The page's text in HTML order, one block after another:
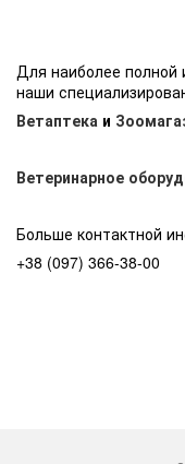
Для наиболее
наши
Ветаптека и
Ветеринарное
Больше контактной
+38 (097) 366-38-00